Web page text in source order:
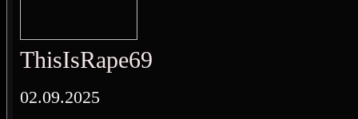
ThisIsRape69
02.09.2025